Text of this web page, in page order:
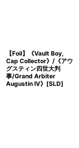
【Foil】《Vault Boy,
Cap Collector》/《アウ
グスティン四世大判
事/Grand Arbiter
Augustin IV》[SLD]